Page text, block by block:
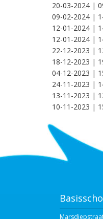
20-03-2024 |
09-02-2024 |
12-01-2024 |
12-01-2024 |
22-12-2023 |
18-12-2023 |
04-12-2023 |
24-11-2023 |
13-11-2023 |
10-11-2023 |